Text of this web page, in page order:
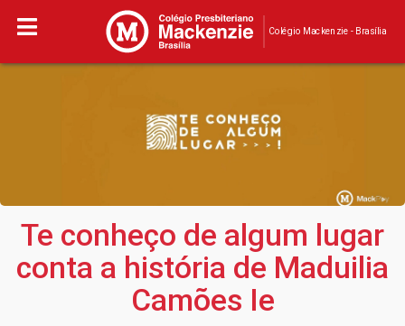
Colégio Mackenzie - Brasília
Te conheço de algum lugar
conta a história de Maduilia
Camões Ie